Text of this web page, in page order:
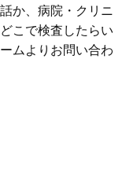
か、​病院・クリニ
こで検査したらい
ムよりお問い合わ